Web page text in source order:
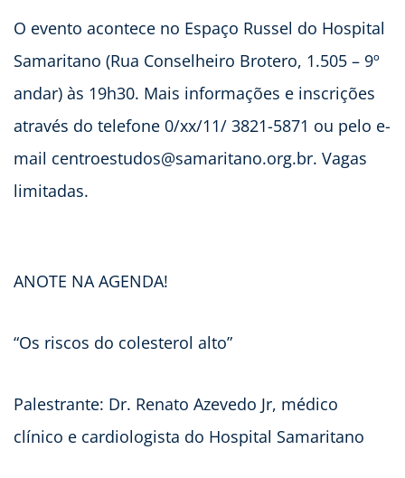
O evento acontece no Espaço Russel do Hospital
Samaritano (Rua Conselheiro Brotero, 1.505 – 9º
andar) às 19h30. Mais informações e inscrições
através do telefone 0/xx/11/ 3821-5871 ou pelo e-
mail centroestudos@samaritano.org.br. Vagas
limitadas.
ANOTE NA AGENDA!
“Os riscos do colesterol alto”
Palestrante: Dr. Renato Azevedo Jr, médico
clínico e cardiologista do Hospital Samaritano